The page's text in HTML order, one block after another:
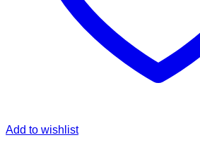
Add to wishlist